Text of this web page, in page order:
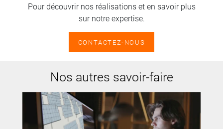
Pour découvrir nos réalisations et en savoir plus
sur notre expertise.
CONTACTEZ-NOUS
Nos autres savoir-faire